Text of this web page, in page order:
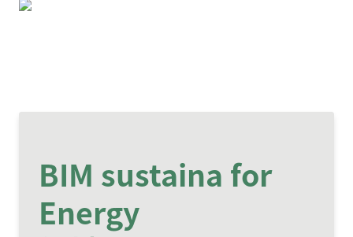
BIM sustaina for
Energy